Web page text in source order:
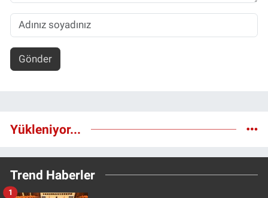
Gönder
Yükleniyor...
Trend Haberler
1